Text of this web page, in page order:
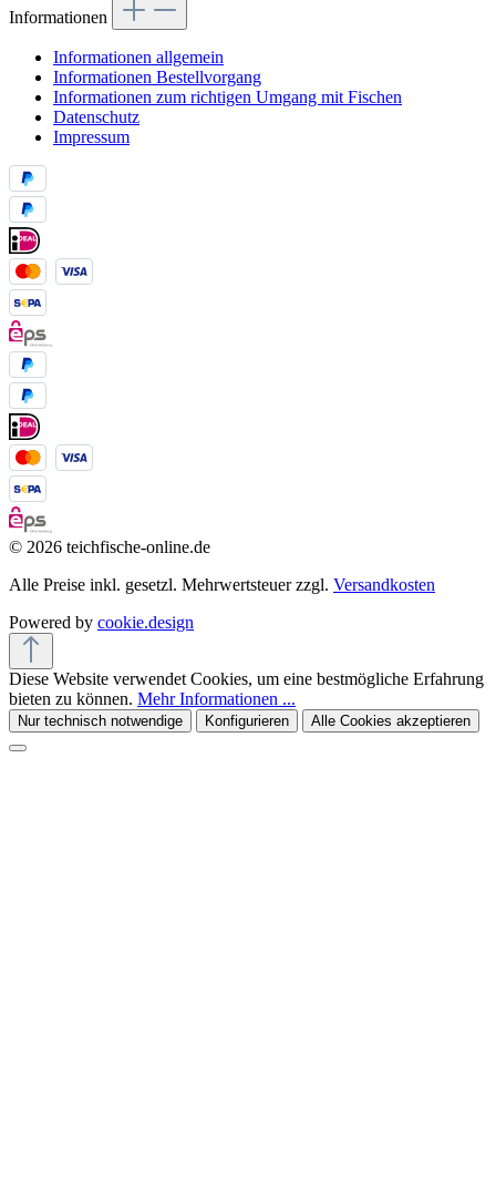
Informationen
Informationen allgemein
Informationen Bestellvorgang
Informationen zum richtigen Umgang mit Fischen
Datenschutz
Impressum
© 2026 teichfische-online.de
Alle Preise inkl. gesetzl. Mehrwertsteuer zzgl. Versandkosten
Powered by cookie.design
Diese Website verwendet Cookies, um eine bestmögliche Erfahrung
bieten zu können. Mehr Informationen ...
Nur technisch notwendige Konfigurieren Alle Cookies akzeptieren